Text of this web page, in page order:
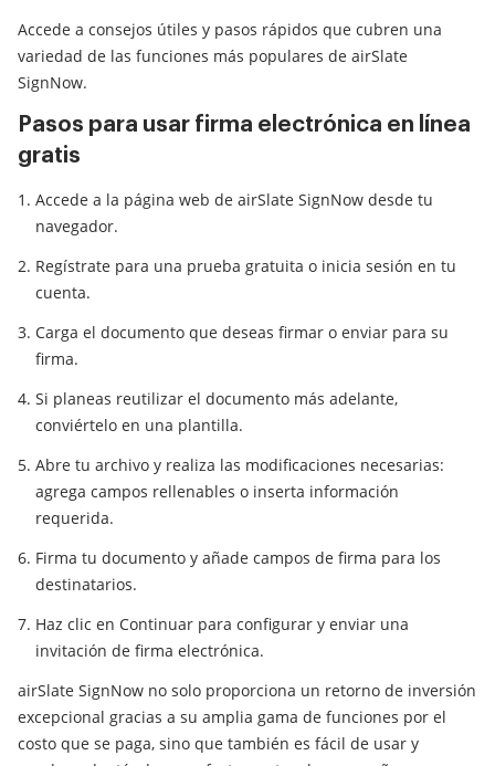
Accede a consejos útiles y pasos rápidos que cubren una
variedad de las funciones más populares de airSlate
SignNow.
Pasos para usar firma electrónica en línea
gratis
Accede a la página web de airSlate SignNow desde tu
navegador.
Regístrate para una prueba gratuita o inicia sesión en tu
cuenta.
Carga el documento que deseas firmar o enviar para su
firma.
Si planeas reutilizar el documento más adelante,
conviértelo en una plantilla.
Abre tu archivo y realiza las modificaciones necesarias:
agrega campos rellenables o inserta información
requerida.
Firma tu documento y añade campos de firma para los
destinatarios.
Haz clic en Continuar para configurar y enviar una
invitación de firma electrónica.
airSlate SignNow no solo proporciona un retorno de inversión
excepcional gracias a su amplia gama de funciones por el
costo que se paga, sino que también es fácil de usar y